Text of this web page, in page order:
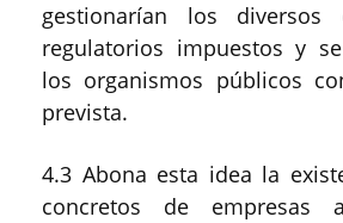
gestionarían los diversos
regulatorios impuestos y
los organismos públicos
prevista.
4.3 Abona esta idea la
concretos de empresas